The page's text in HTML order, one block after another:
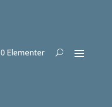
0 Elementer